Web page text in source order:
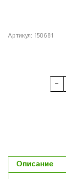
Артикул: 150681
Описание